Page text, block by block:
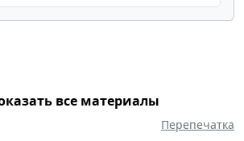
все материалы
Перепечатка